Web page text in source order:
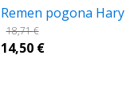
Remen pogona Hary
18,71€
14,50 €